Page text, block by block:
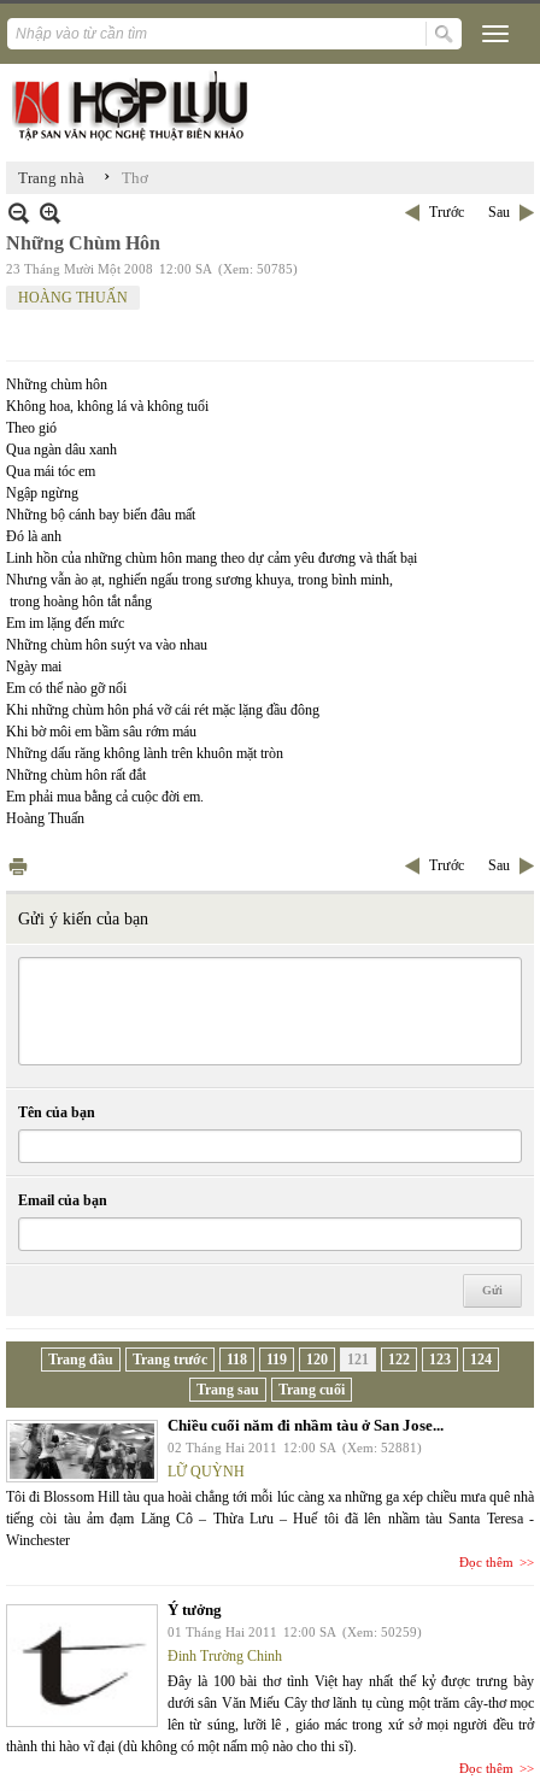
Trang nhà › Thơ
Trước Sau
Những Chùm Hôn
23 Tháng Mười Một 2008 12:00 SA (Xem: 50785)
HOÀNG THUẤN
Những chùm hôn
Không hoa, không lá và không tuổi
Theo gió
Qua ngàn dâu xanh
Qua mái tóc em
Ngập ngừng
Những bộ cánh bay biến đâu mất
Đó là anh
Linh hồn của những chùm hôn mang theo dự cảm yêu đương và thất bại
Nhưng vẫn ào ạt, nghiến ngấu trong sương khuya, trong bình minh,
trong hoàng hôn tắt nắng
Em im lặng đến mức
Những chùm hôn suýt va vào nhau
Ngày mai
Em có thể nào gỡ nổi
Khi những chùm hôn phá vỡ cái rét mặc lặng đầu đông
Khi bờ môi em bầm sâu rớm máu
Những dấu răng không lành trên khuôn mặt tròn
Những chùm hôn rất đắt
Em phải mua bằng cả cuộc đời em.
Hoàng Thuấn
Trước Sau
Gửi ý kiến của bạn
Tên của bạn
Email của bạn
Trang đầu Trang trước 118 119 120 121 122 123
124
Trang sau
Trang cuối
Chiều cuối năm đi nhầm tàu ở San Jose...
02 Tháng Hai 2011 12:00 SA (Xem: 52881)
LỮ QUỲNH
Tôi đi Blossom Hill tàu qua hoài chẳng tới mỗi lúc càng xa những ga xép chiều mưa quê nhà
tiếng còi tàu ảm đạm Lăng Cô – Thừa Lưu – Huế tôi đã lên nhầm tàu Santa Teresa -
Winchester
Đọc thêm
Ý tưởng
01 Tháng Hai 2011 12:00 SA (Xem: 50259)
Đinh Trường Chinh
Đây là 100 bài thơ tình Việt hay nhất thế kỷ được trưng bày
dưới sân Văn Miếu Cây thơ lãnh tụ cùng một trăm cây-thơ mọc
lên từ súng, lưỡi lê , giáo mác trong xứ sở mọi người đều trở
thành thi hào vĩ đại (dù không có một nấm mộ nào cho thi sĩ).
Đọc thêm